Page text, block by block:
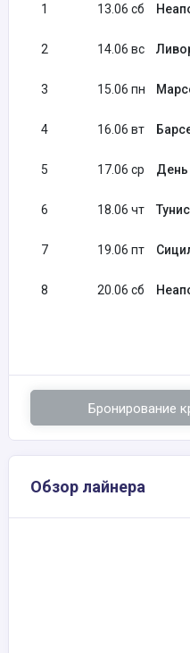
1 13.06 сб
2 14.06 вс
3 15.06 пн
4 16.06 вт
5 17.06 ср
6 18.06 чт
7 19.06 пт
8 20.06 сб
Бронирование
Обзор лайнера